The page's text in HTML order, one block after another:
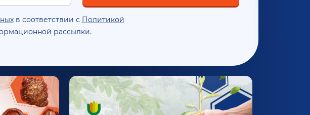
в соответствии с Политикой
рассылки.